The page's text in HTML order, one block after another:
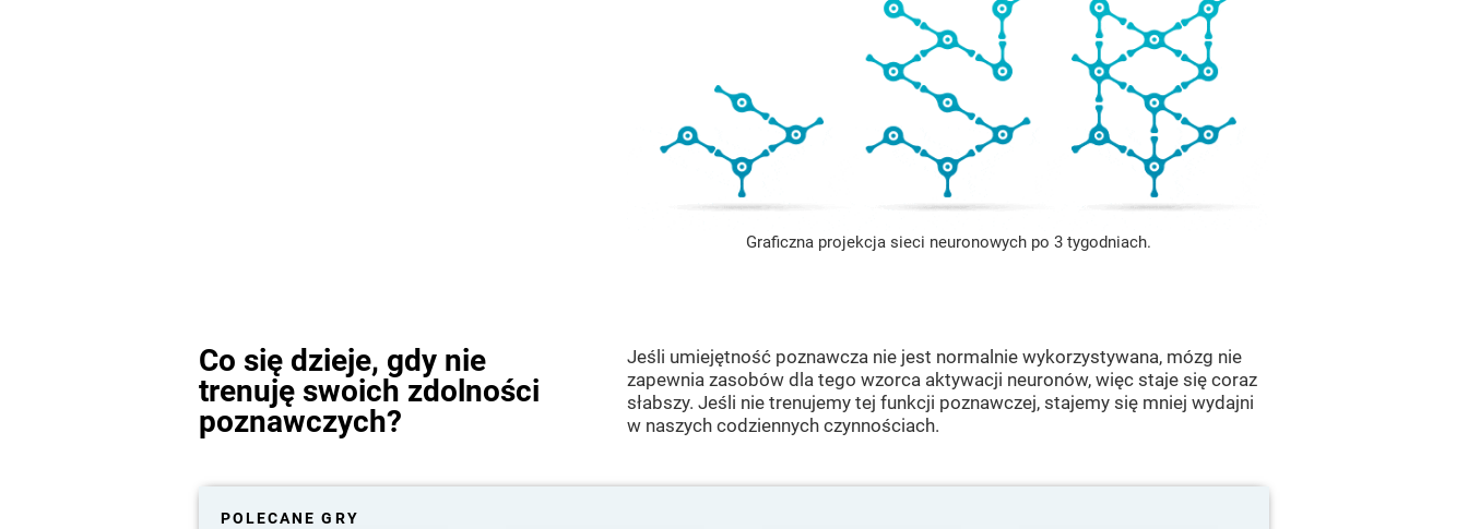
Graficzna projekcja sieci neuronowych po 3 tygodniach.
Co się dzieje, gdy nie
trenuję swoich zdolności
poznawczych?
Jeśli umiejętność poznawcza nie jest normalnie wykorzystywana, mózg nie
zapewnia zasobów dla tego wzorca aktywacji neuronów, więc staje się coraz
słabszy. Jeśli nie trenujemy tej funkcji poznawczej, stajemy się mniej wydajni
w naszych codziennych czynnościach.
POLECANE GRY